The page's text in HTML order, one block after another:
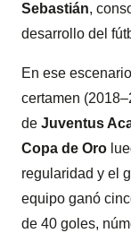
Sebastián,
desarrollo del
En ese
certamen
de Juventus
Copa de Oro
regularidad y el
equipo ganó
de 40 goles,